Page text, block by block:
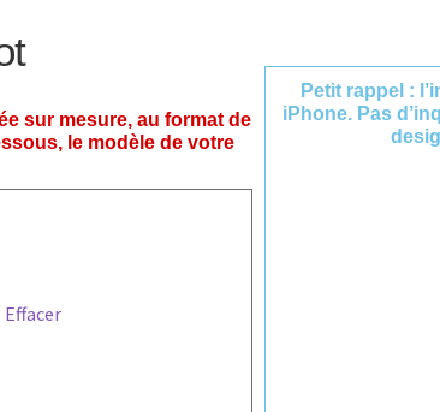
sur mesure, au format de
le modèle de votre
Effacer
Petit rappel :
iPhone. Pas